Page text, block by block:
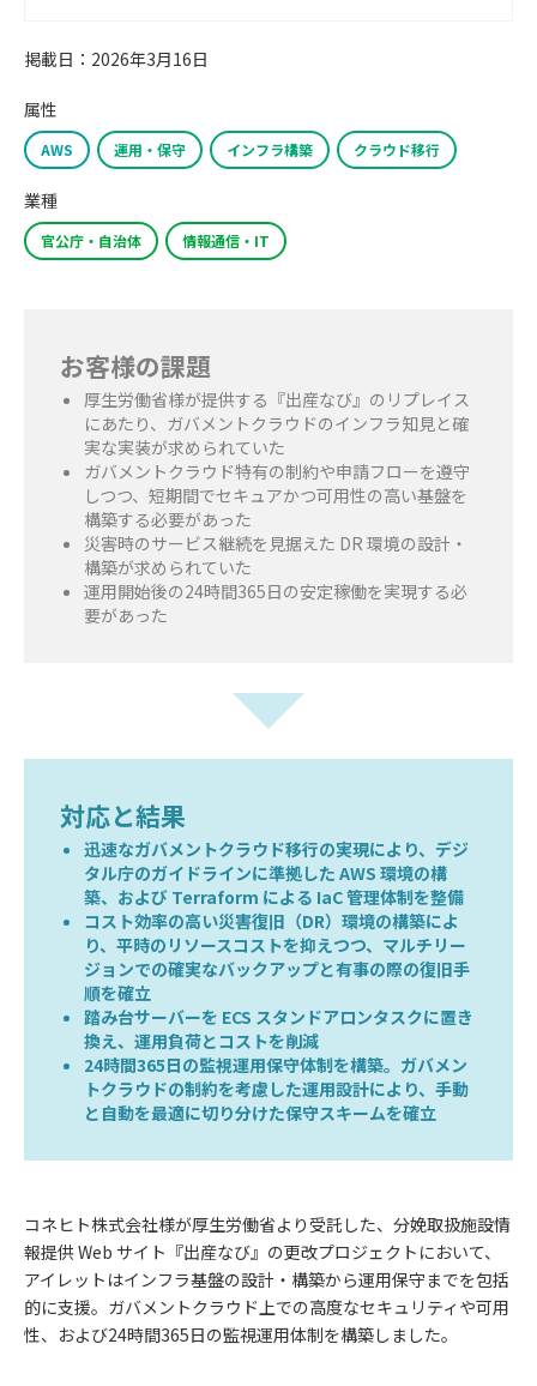
掲載日：2026年3月16日
属性
AWS 運用・保守 インフラ構築 クラウド移行
業種
官公庁・自治体 情報通信・IT
お客様の課題
厚生労働省様が提供する『出産なび』のリプレイス
にあたり、ガバメントクラウドのインフラ知見と確
実な実装が求められていた
ガバメントクラウド特有の制約や申請フローを遵守
しつつ、短期間でセキュアかつ可用性の高い基盤を
構築する必要があった
災害時のサービス継続を見据えた DR 環境の設計・
構築が求められていた
運用開始後の24時間365日の安定稼働を実現する必
要があった
対応と結果
迅速なガバメントクラウド移行の実現により、デジ
タル庁のガイドラインに準拠した AWS 環境の構
築、および Terraform による IaC 管理体制を整備
コスト効率の高い災害復旧（DR）環境の構築によ
り、平時のリソースコストを抑えつつ、マルチリー
ジョンでの確実なバックアップと有事の際の復旧手
順を確立
踏み台サーバーを ECS スタンドアロンタスクに置き
換え、運用負荷とコストを削減
24時間365日の監視運用保守体制を構築。ガバメン
トクラウドの制約を考慮した運用設計により、手動
と自動を最適に切り分けた保守スキームを確立
コネヒト株式会社様が厚生労働省より受託した、分娩取扱施設情
報提供 Web サイト『出産なび』の更改プロジェクトにおいて、
アイレットはインフラ基盤の設計・構築から運用保守までを包括
的に支援。ガバメントクラウド上での高度なセキュリティや可用
性、および24時間365日の監視運用体制を構築しました。